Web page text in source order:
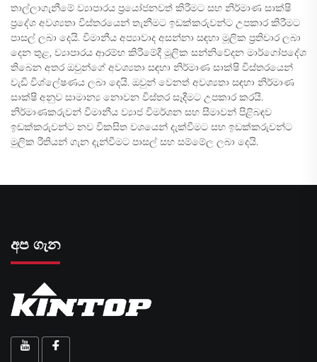
තාල්ලාගැනීමේ ව්‍යාපාරය ප්‍රයෝජනවත් කිරීමට සහ නිර්මාණ සාක්ෂි
ප්‍රදේශ අවශ්‍යතා විස්තරයෙන් තැනීමට ඉඩක්කරුවන්ට උපකාර කිරීමට
පාසල් ලබා දෙයි. විමානීය අප්‍යාවාද අසන්නා සඳහා මූලික ප්‍රතිචාර ලබා
දෙන තුළ, ව්‍යාපාරය ආරම්භ කිරීමේදී මූලික සන්නිවේදන මාර්ගෝපදේශ
තිබෙන අතර ඔවුන්ගේ අවශ්‍යතා සඳහා නිර්මාණ සාක්ෂි විස්තරයෙන්
වැඩි විශ්ලේෂණය ලබා දෙයි. ඔවුන් වෙනත් අවශ්‍යතා සඳහා නිර්මාණ
සාක්ෂි අනුව සාමාන්‍ය නොවන විස්තර සෑදීමට උපකාර කරයි.
නිර්මාණකරුවන් විමානීය ව්‍යාජ විමර්ශන සහ සීමාවන් පිළිබඳව
ඉඩක්කරුවන්ට නව විකසිත වශයෙන් දැක්වීමට සහ ඉඩක්කරුවන්ට
මුලික රීතියන් ගැන දැන්වීමට පාසල් සහ සම්මේල ලබා දෙයි.
අප ගැන